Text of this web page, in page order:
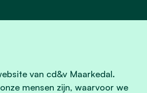
van cd&v Maarkedal.
mensen zijn, waarvoor we